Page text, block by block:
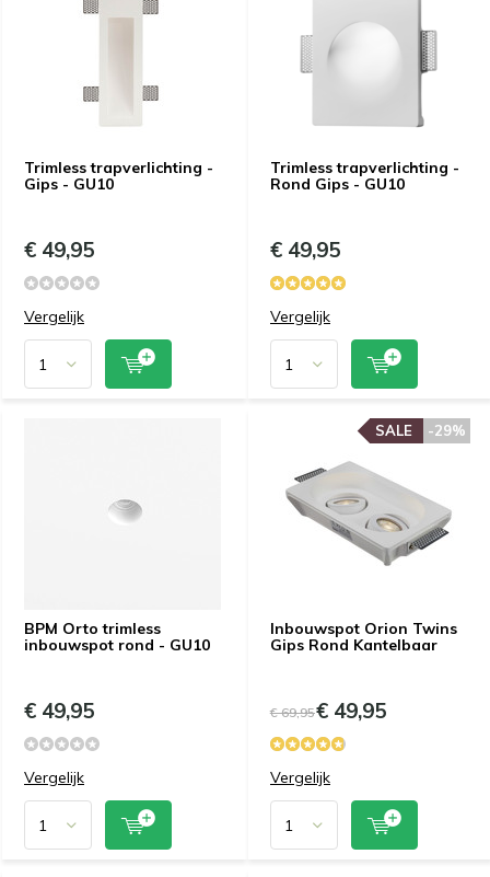
Trimless trapverlichting -
Gips - GU10
€ 49,95
Vergelijk
Trimless trapverlichting -
Rond Gips - GU10
€ 49,95
Vergelijk
BPM Orto trimless
inbouwspot rond - GU10
€ 49,95
Vergelijk
Inbouwspot Orion Twins
Gips Rond Kantelbaar
-29%
SALE
€ 69,95€ 49,95
Vergelijk